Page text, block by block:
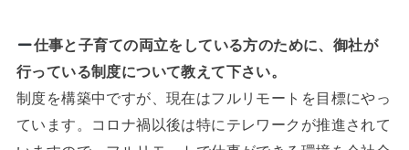
仕事と子育ての両立をしている方のために、御社が
行っている制度について教えて下さい。
制度を構築中ですが、現在はフルリモートを目標にやっ
ています。コロナ禍以後は特にテレワークが推進されて